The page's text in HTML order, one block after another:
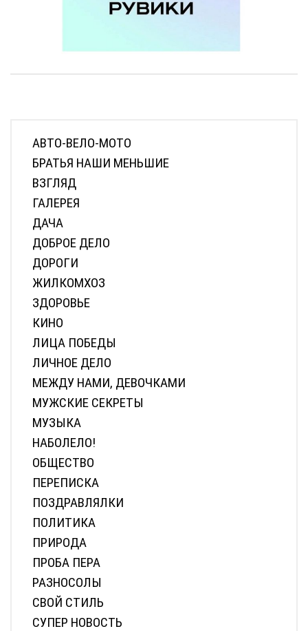
АВТО-ВЕЛО-МОТО
БРАТЬЯ НАШИ МЕНЬШИЕ
ВЗГЛЯД
ГАЛЕРЕЯ
ДАЧА
ДОБРОЕ ДЕЛО
ДОРОГИ
ЖИЛКОМХОЗ
ЗДОРОВЬЕ
КИНО
ЛИЦА ПОБЕДЫ
ЛИЧНОЕ ДЕЛО
МЕЖДУ НАМИ, ДЕВОЧКАМИ
МУЖСКИЕ СЕКРЕТЫ
МУЗЫКА
НАБОЛЕЛО!
ОБЩЕСТВО
ПЕРЕПИСКА
ПОЗДРАВЛЯЛКИ
ПОЛИТИКА
ПРИРОДА
ПРОБА ПЕРА
РАЗНОСОЛЫ
СВОЙ СТИЛЬ
СУПЕР НОВОСТЬ